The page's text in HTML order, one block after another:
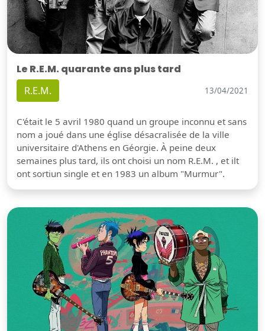
Le R.E.M. quarante ans plus tard
R.E.M. 13/04/2021
C'était le 5 avril 1980 quand un groupe inconnu et sans
nom a joué dans une église désacralisée de la ville
universitaire d'Athens en Géorgie. À peine deux
semaines plus tard, ils ont choisi un nom R.E.M. , et ilt
ont sortiun single et en 1983 un album "Murmur".